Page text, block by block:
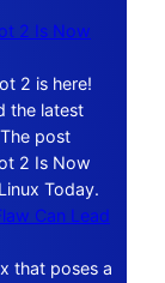
2 Is Now
2 is here!
the latest
post
2 Is Now
Today.
Can Lead
that poses a